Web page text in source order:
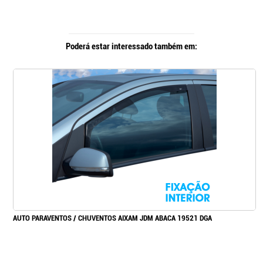
Poderá estar interessado também em:
AUTO PARAVENTOS / CHUVENTOS AIXAM JDM ABACA 19521 DGA